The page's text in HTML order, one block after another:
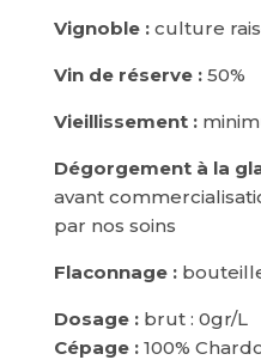
Vignoble :culture
Vin de réserve :50%
Vieillissement :
Dégorgement à la
avant
par nos soins
Flaconnage :
Dosage : brut : 0gr/L
Cépage : 100%